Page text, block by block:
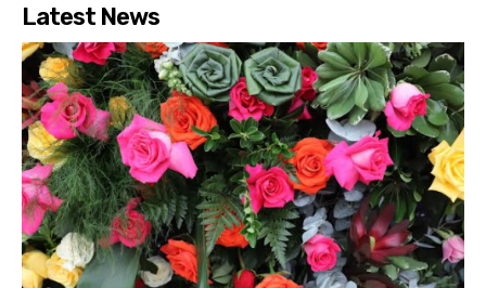
Latest News